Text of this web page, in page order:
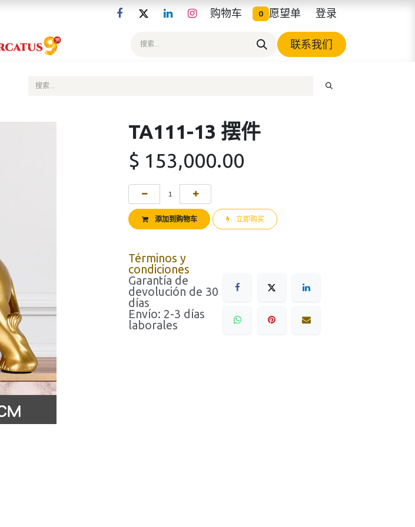
购物车 0 愿望单 登录
联系我们
TA111-13 摆件
$ 153,000.00
添加到购物车 立即购买
Términos y
condiciones
Garantía de
devolución de 30
días
Envío: 2-3 días
laborales